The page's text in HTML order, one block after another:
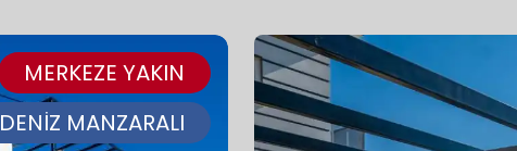
DE
RU
MERKEZE YAKIN
DENİZ MANZARALI